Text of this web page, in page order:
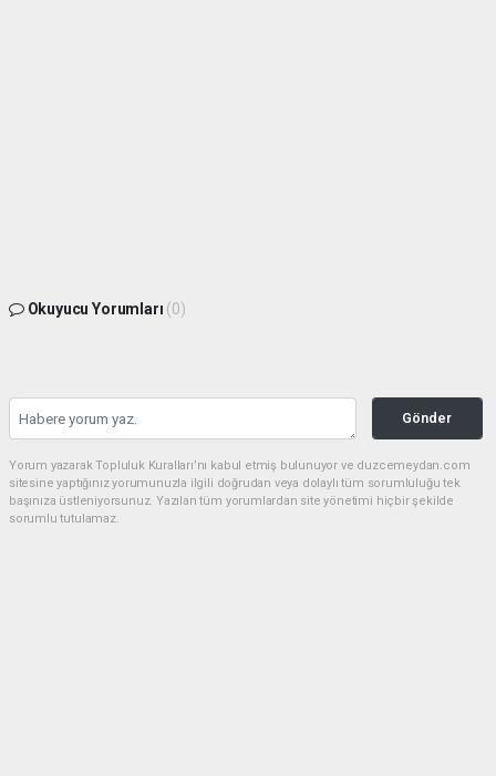
Okuyucu Yorumları (0)
Gönder
Yorum yazarak Topluluk Kuralları’nı kabul etmiş bulunuyor ve duzcemeydan.com
sitesine yaptığınız yorumunuzla ilgili doğrudan veya dolaylı tüm sorumluluğu tek
başınıza üstleniyorsunuz. Yazılan tüm yorumlardan site yönetimi hiçbir şekilde
sorumlu tutulamaz.